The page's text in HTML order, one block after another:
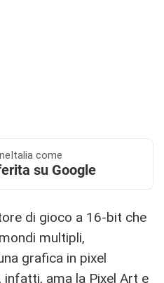
come
su Google
di gioco a 16-bit che
multipli,
grafica in pixel
infatti, ama la Pixel Art e